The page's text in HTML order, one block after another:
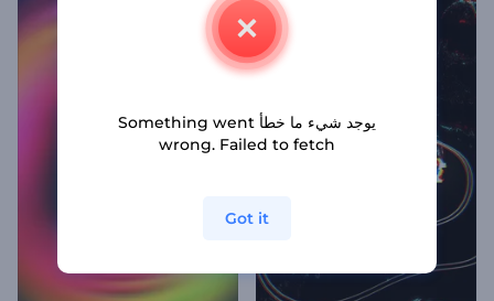
يوجد شيء ما خطأ Something went
wrong. Failed to fetch
Got it